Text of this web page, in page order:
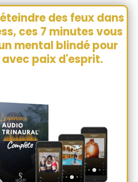
des feux dans
ces 7 minutes vous
mental blindé pour
paix d'esprit.